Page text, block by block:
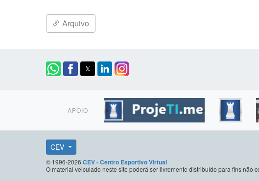
Arquivo
APOIO
CEV
© 1996-2026 CEV - Centro Esportivo Virtual
O material veiculado neste site poderá ser livremente distribuído para fins não